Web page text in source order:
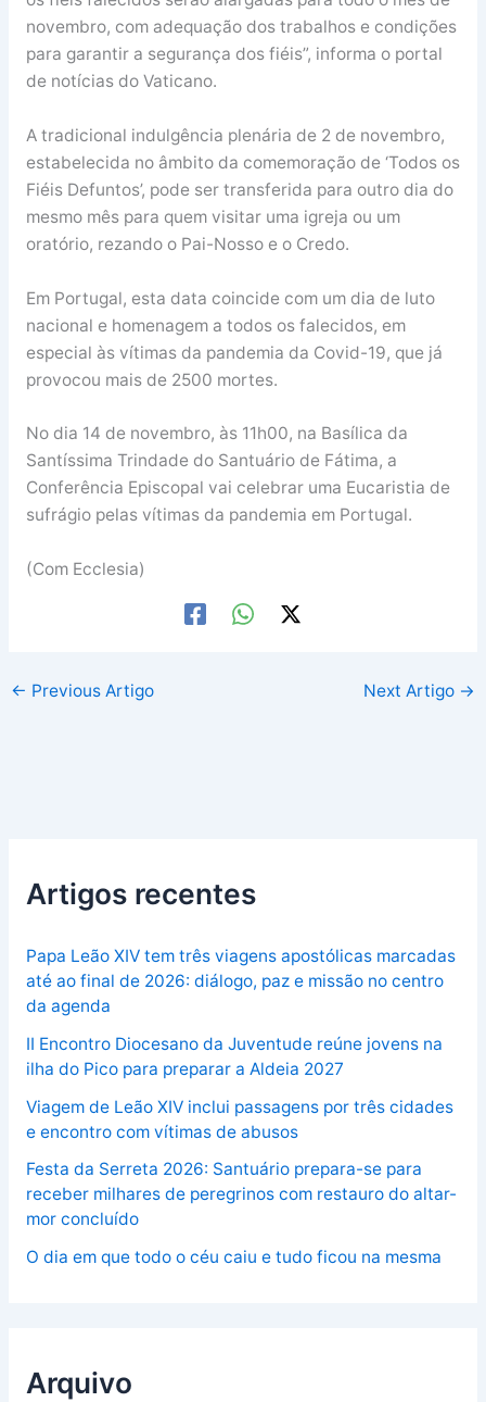
novembro, com adequação dos trabalhos e condições
para garantir a segurança dos fiéis”, informa o portal
de notícias do Vaticano.
A tradicional indulgência plenária de 2 de novembro,
estabelecida no âmbito da comemoração de ‘Todos os
Fiéis Defuntos’, pode ser transferida para outro dia do
mesmo mês para quem visitar uma igreja ou um
oratório, rezando o Pai-Nosso e o Credo.
Em Portugal, esta data coincide com um dia de luto
nacional e homenagem a todos os falecidos, em
especial às vítimas da pandemia da Covid-19, que já
provocou mais de 2500 mortes.
No dia 14 de novembro, às 11h00, na Basílica da
Santíssima Trindade do Santuário de Fátima, a
Conferência Episcopal vai celebrar uma Eucaristia de
sufrágio pelas vítimas da pandemia em Portugal.
(Com Ecclesia)
← Previous Artigo Next Artigo →
Artigos recentes
Papa Leão XIV tem três viagens apostólicas marcadas
até ao final de 2026: diálogo, paz e missão no centro
da agenda
II Encontro Diocesano da Juventude reúne jovens na
ilha do Pico para preparar a Aldeia 2027
Viagem de Leão XIV inclui passagens por três cidades
e encontro com vítimas de abusos
Festa da Serreta 2026: Santuário prepara-se para
receber milhares de peregrinos com restauro do altar-
mor concluído
O dia em que todo o céu caiu e tudo ficou na mesma
Arquivo